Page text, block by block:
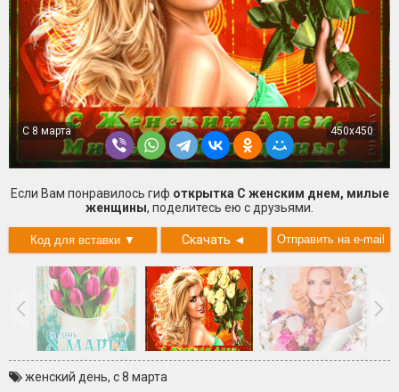
С 8 марта 450x450
Если Вам понравилось гиф открытка С женским днем, милые
женщины, поделитесь ею с друзьями.
Скачать ◄
женский день, с 8 марта